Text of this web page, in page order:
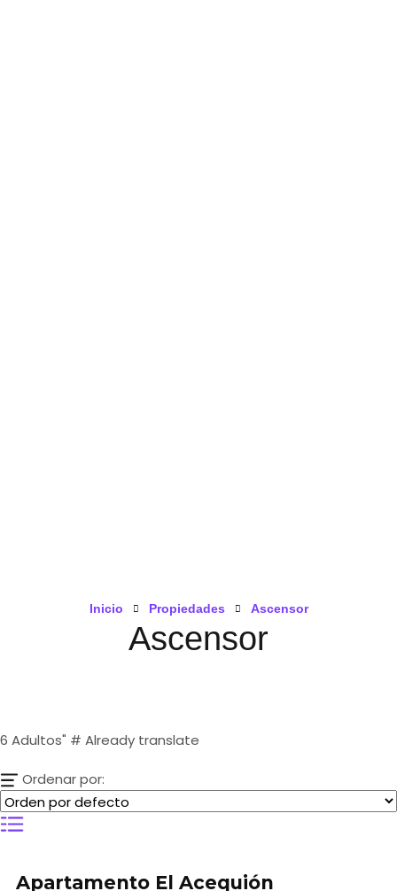
Inicio Propiedades Ascensor
Ascensor
6 Adultos" # Already translate
Ordenar por:
Apartamento El Acequión